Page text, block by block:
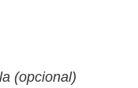
(opcional)